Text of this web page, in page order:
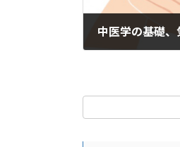
中医学の基礎